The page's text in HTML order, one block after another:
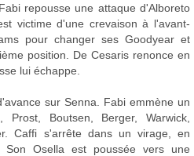
repousse une attaque d'Alboreto
victime d'une crevaison à l'avant-
pour changer ses Goodyear et
position. De Cesaris renonce en
lui échappe.
sur Senna. Fabi emmène un
Prost, Boutsen, Berger, Warwick,
Caffi s'arrête dans un virage, en
Osella est poussée vers une